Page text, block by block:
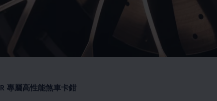
R 專屬高性能煞車卡鉗